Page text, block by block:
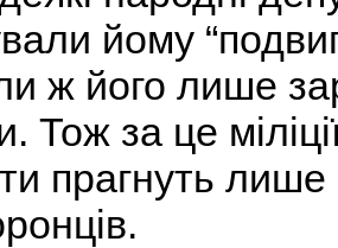
йому
ж його лише
Тож за це
прагнуть